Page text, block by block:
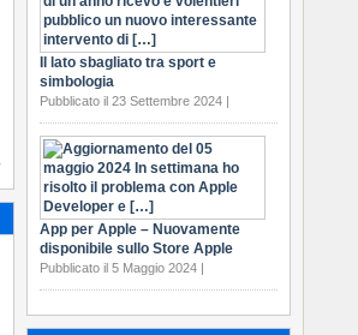
Il lato sbagliato tra sport e
simbologia
Pubblicato il 23 Settembre 2024 |
App per Apple – Nuovamente
disponibile sullo Store Apple
Pubblicato il 5 Maggio 2024 |